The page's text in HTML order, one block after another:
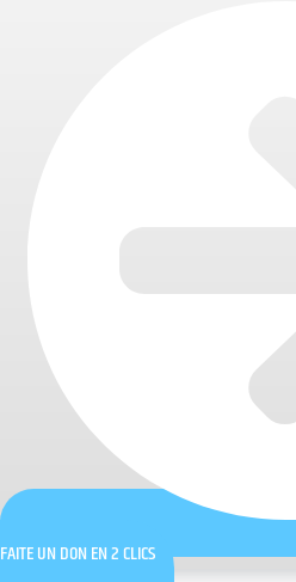
FAITE UN DON EN 2 CLICS